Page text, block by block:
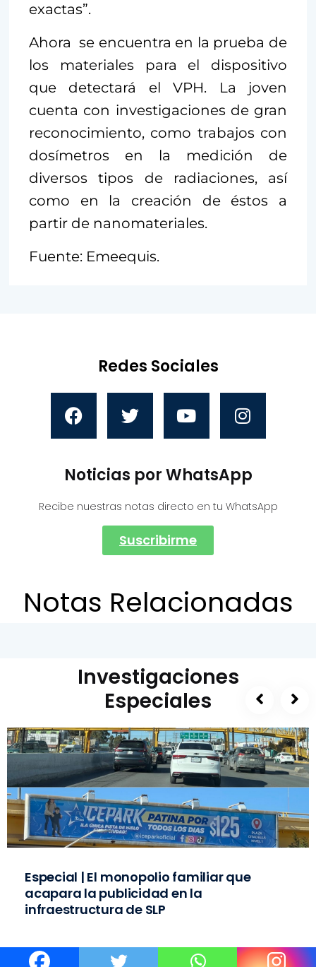
exactas”.
Ahora se encuentra en la prueba de
los materiales para el dispositivo
que detectará el VPH. La joven
cuenta con investigaciones de gran
reconocimiento, como trabajos con
dosímetros en la medición de
diversos tipos de radiaciones, así
como en la creación de éstos a
partir de nanomateriales.
Fuente: Emeequis.
Redes Sociales
Noticias por WhatsApp
Recibe nuestras notas directo en tu WhatsApp
Suscribirme
Notas Relacionadas
Investigaciones
Especiales
Especial | El monopolio familiar que
acapara la publicidad en la
infraestructura de SLP